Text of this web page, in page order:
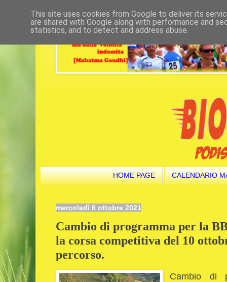
HOME PAGE CALENDARIO
mercoledì 6 ottobre 2021
Cambio di programma per la
la corsa competitiva del 10
percorso.
Cambio di
This site uses cookies from Google to deliver its
are shared with Google along with performance and
statistics, and to detect and address abuse.